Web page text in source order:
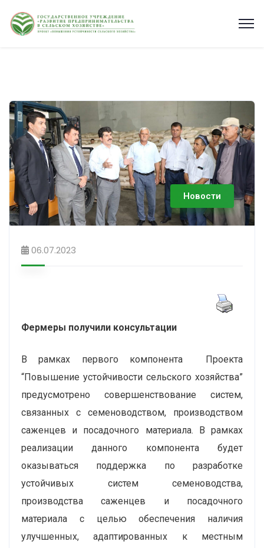
Новости
06.07.2023
Фермеры получили консультации
В рамках первого компонента Проекта
“Повышение устойчивости сельского хозяйства”
предусмотрено совершенствование систем,
связанных с семеноводством, производством
саженцев и посадочного материала. В рамках
реализации данного компонента будет
оказываться поддержка по разработке
устойчивых систем семеноводства,
производства саженцев и посадочного
материала с целью обеспечения наличия
улучшенных, адаптированных к местным